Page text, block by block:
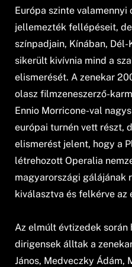
Európa szinte valamennyi
jellemezték fellépéseit,
színpadjain, Kínában, Dél-
sikerült kivívnia mind a
elismerését. A zenekar
olasz filmzeneszerző-
Ennio Morricone-val
európai turnén vett részt,
elismerést jelent, hogy a
létrehozott Operalia
magyarországi gálájának
kiválasztva és felkérve az
Az elmúlt évtizedek
dirigensek álltak a
János, Medveczky Ádám,